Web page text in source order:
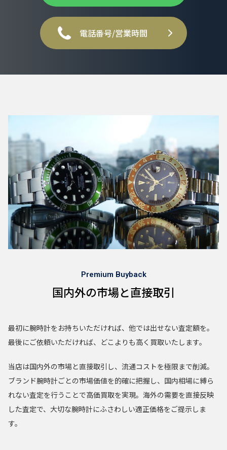
電話番号/営業時間
Premium Buyback
国内外の市場と直接取引
最初に腕時計をお持ちいただければ、他では出せない査定額を。
最後にご依頼いただければ、どこよりも高く買取いたします。
当店は国内外の市場と直接取引し、流通コストを極限まで削減。
ブランド腕時計ごとの市場価値を的確に把握し、国内相場に縛ら
れない査定を行うことで高価買取を実現。海外の需要を直接反映
した査定で、大切な腕時計にふさわしい適正価格をご提示しま
す。